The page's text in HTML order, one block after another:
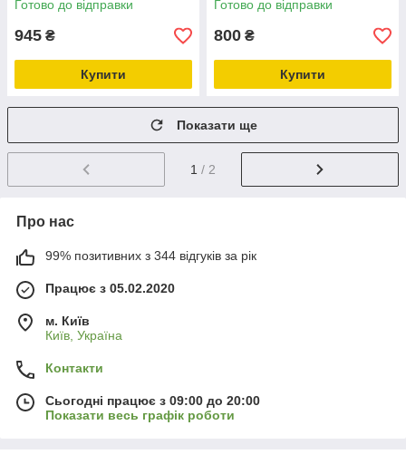
Готово до відправки
945 ₴
Купити
Готово до відправки
800 ₴
Купити
Показати ще
1 / 2
Про нас
99% позитивних з 344 відгуків за рік
Працює з 05.02.2020
м. Київ
Київ, Україна
Контакти
Сьогодні працює з 09:00 до 20:00
Показати весь графік роботи